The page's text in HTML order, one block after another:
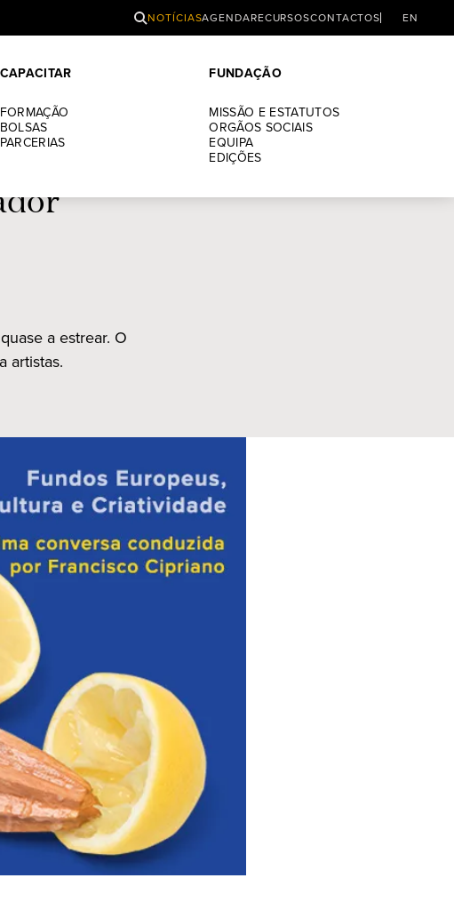
PESQUISAR
NOTÍCIASAGENDARECURSOSCONTACTOS EN
CAPACITAR
FORMAÇÃO
BOLSAS
PARCERIAS
FUNDAÇÃO
MISSÃO E ESTATUTOS
ORGÃOS SOCIAIS
EQUIPA
EDIÇÕES
em
a estrear. O
artistas.